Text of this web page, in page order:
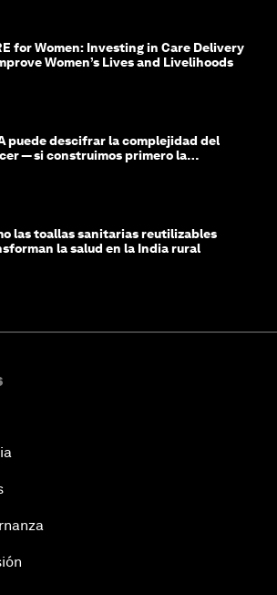
for Women: Investing in Care Delivery
Women’s Lives and Livelihoods
puede descifrar la complejidad del
— si construimos primero la
las toallas sanitarias reutilizables
la salud en la India rural